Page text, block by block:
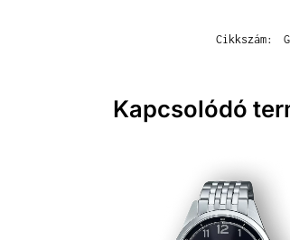
Cikkszám:
Kapcsolódó